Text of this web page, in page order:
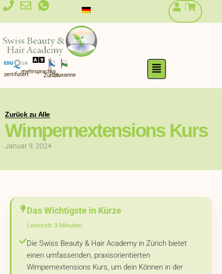
Zum
zertifiziertmehrsprachig
ZürichLausanne
Flyout
Menu
Zurück zu Alle
Wimpernextensions Kurs
Januar 9, 2024
Das Wichtigste in Kürze
Lesezeit: 3 Minuten
Die Swiss Beauty & Hair Academy in Zürich bietet
einen umfassenden, praxisorientierten
Wimpernextensions Kurs, um dein Können in der